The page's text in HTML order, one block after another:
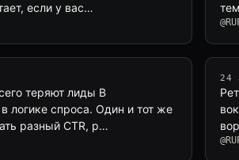
если у вас…
теряют лиды В
логике спроса. Один и тот же
разный CTR, р…
24